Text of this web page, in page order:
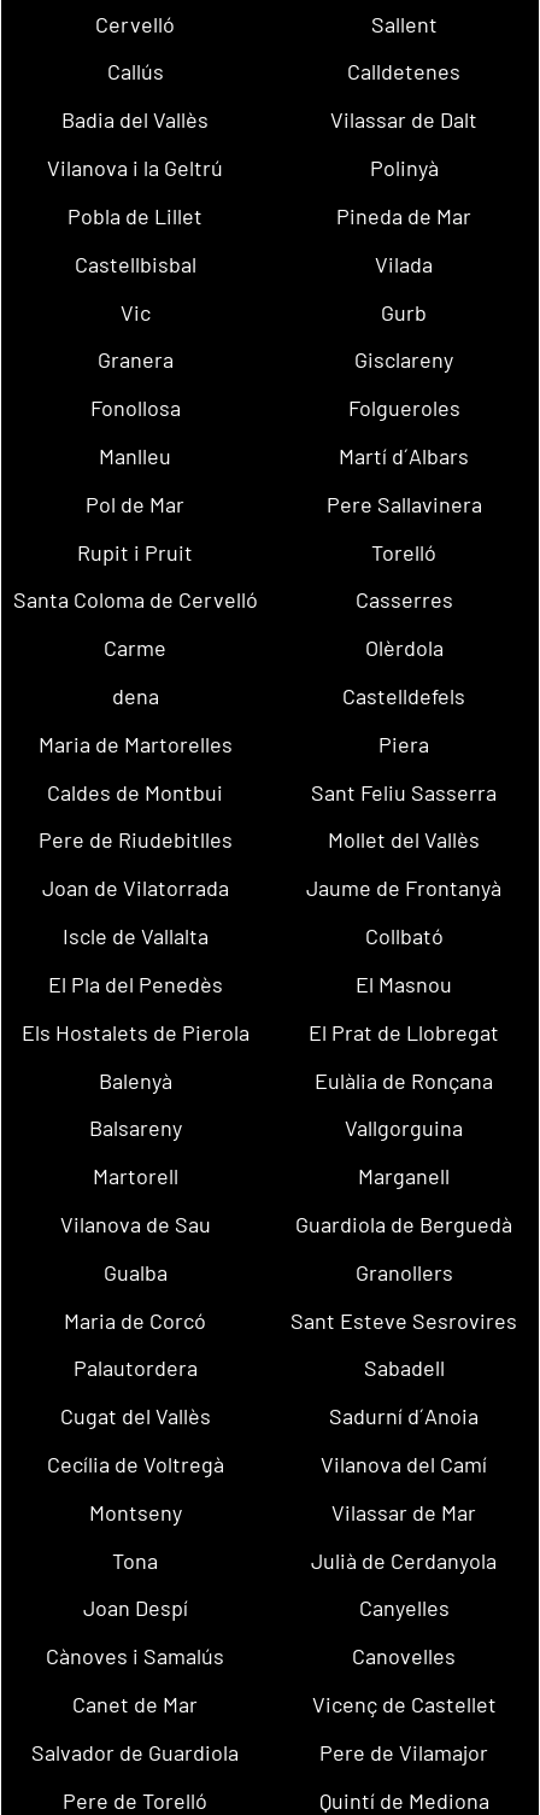
Cervelló
Sallent
Callús
Calldetenes
Badia del Vallès
Vilassar de Dalt
Vilanova i la Geltrú
Polinyà
Pobla de Lillet
Pineda de Mar
Castellbisbal
Vilada
Vic
Gurb
Granera
Gisclareny
Fonollosa
Folgueroles
Manlleu
Martí d´Albars
Pol de Mar
Pere Sallavinera
Rupit i Pruit
Torelló
Santa Coloma de Cervelló
Casserres
Carme
Olèrdola
dena
Castelldefels
Maria de Martorelles
Piera
Caldes de Montbui
Sant Feliu Sasserra
Pere de Riudebitlles
Mollet del Vallès
Joan de Vilatorrada
Jaume de Frontanyà
Iscle de Vallalta
Collbató
El Pla del Penedès
El Masnou
Els Hostalets de Pierola
El Prat de Llobregat
Balenyà
Eulàlia de Ronçana
Balsareny
Vallgorguina
Martorell
Marganell
Vilanova de Sau
Guardiola de Berguedà
Gualba
Granollers
Maria de Corcó
Sant Esteve Sesrovires
Palautordera
Sabadell
Cugat del Vallès
Sadurní d´Anoia
Cecília de Voltregà
Vilanova del Camí
Montseny
Vilassar de Mar
Tona
Julià de Cerdanyola
Joan Despí
Canyelles
Cànoves i Samalús
Canovelles
Canet de Mar
Vicenç de Castellet
Salvador de Guardiola
Pere de Vilamajor
Pere de Torelló
Quintí de Mediona